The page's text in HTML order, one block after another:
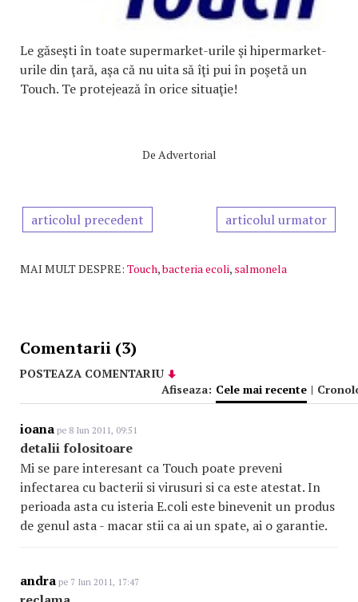
Le găseşti în toate supermarket-urile şi hipermarket-
urile din ţară, aşa că nu uita să îţi pui în poşetă un
Touch. Te protejează în orice situaţie!
De Advertorial
articolul precedent articolul urmator
MAI MULT DESPRE: Touch,bacteria ecoli, salmonela
Comentarii (3)
POSTEAZA COMENTARIU
Afiseaza: Cele mai recente |
ioana pe 8 Iun 2011, 09:51
detalii folositoare
Mi se pare interesant ca Touch poate preveni
infectarea cu bacterii si virusuri si ca este atestat. In
perioada asta cu isteria E.coli este binevenit un produs
de genul asta - macar stii ca ai un spate, ai o garantie.
andra pe 7 Iun 2011, 17:47